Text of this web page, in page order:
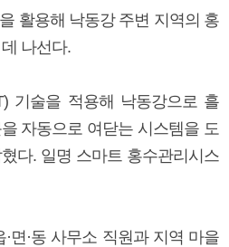
활용해 낙동강 주변 지역의 홍
나선다.
기술을 적용해 낙동강으로 흘
자동으로 여닫는 시스템을 도
다. 일명 스마트 홍수관리시스
면·동 사무소 직원과 지역 마을